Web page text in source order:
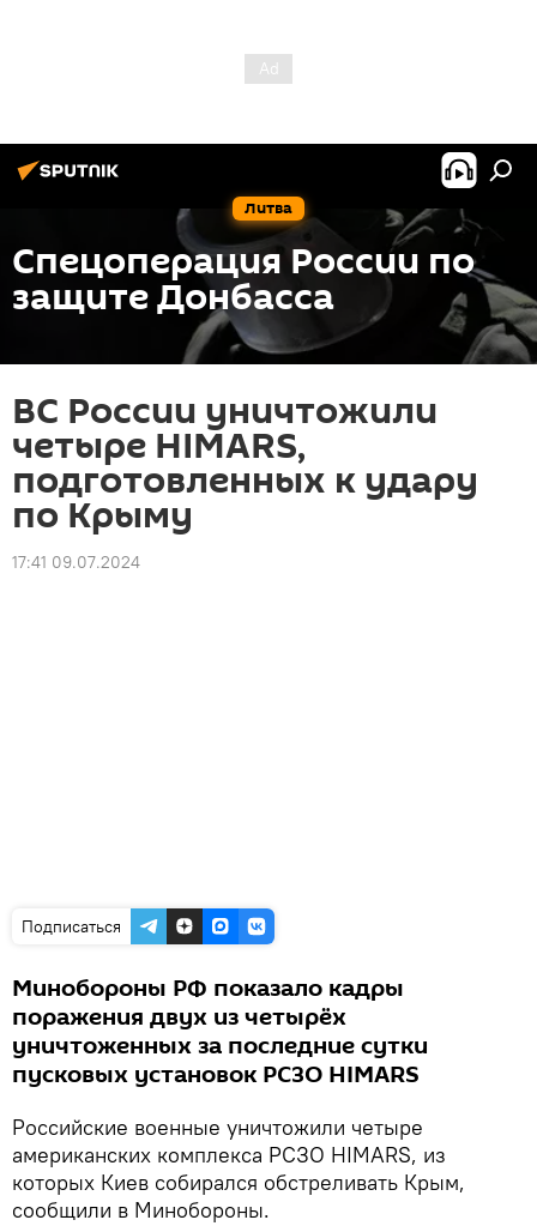
Литва
Спецоперация России по
защите Донбасса
ВС России уничтожили
четыре HIMARS,
подготовленных к удару
по Крыму
17:41 09.07.2024
Подписаться
Минобороны РФ показало кадры
поражения двух из четырёх
уничтоженных за последние сутки
пусковых установок РСЗО HIMARS
Российские военные уничтожили четыре
американских комплекса РСЗО HIMARS, из
которых Киев собирался обстреливать Крым,
сообщили в Минобороны.